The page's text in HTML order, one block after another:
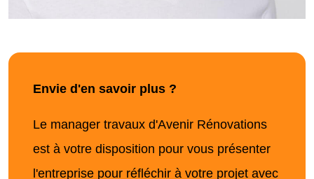
Envie d'en savoir plus ?
Le manager travaux d'Avenir Rénovations
est à votre disposition pour vous présenter
l'entreprise pour réfléchir à votre projet avec